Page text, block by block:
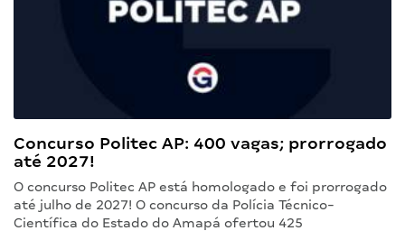
Concurso Politec AP: 400 vagas; prorrogado
até 2027!
O concurso Politec AP está homologado e foi prorrogado
até julho de 2027! O concurso da Polícia Técnico-
Científica do Estado do Amapá ofertou 425